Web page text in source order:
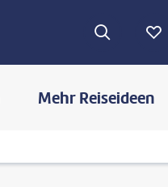
Mehr Reiseideen